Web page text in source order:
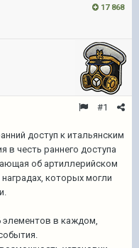
17 868
#1
доступ к итальянским
в честь раннего доступа
об артиллерийском
которых могли
элементов в каждом,